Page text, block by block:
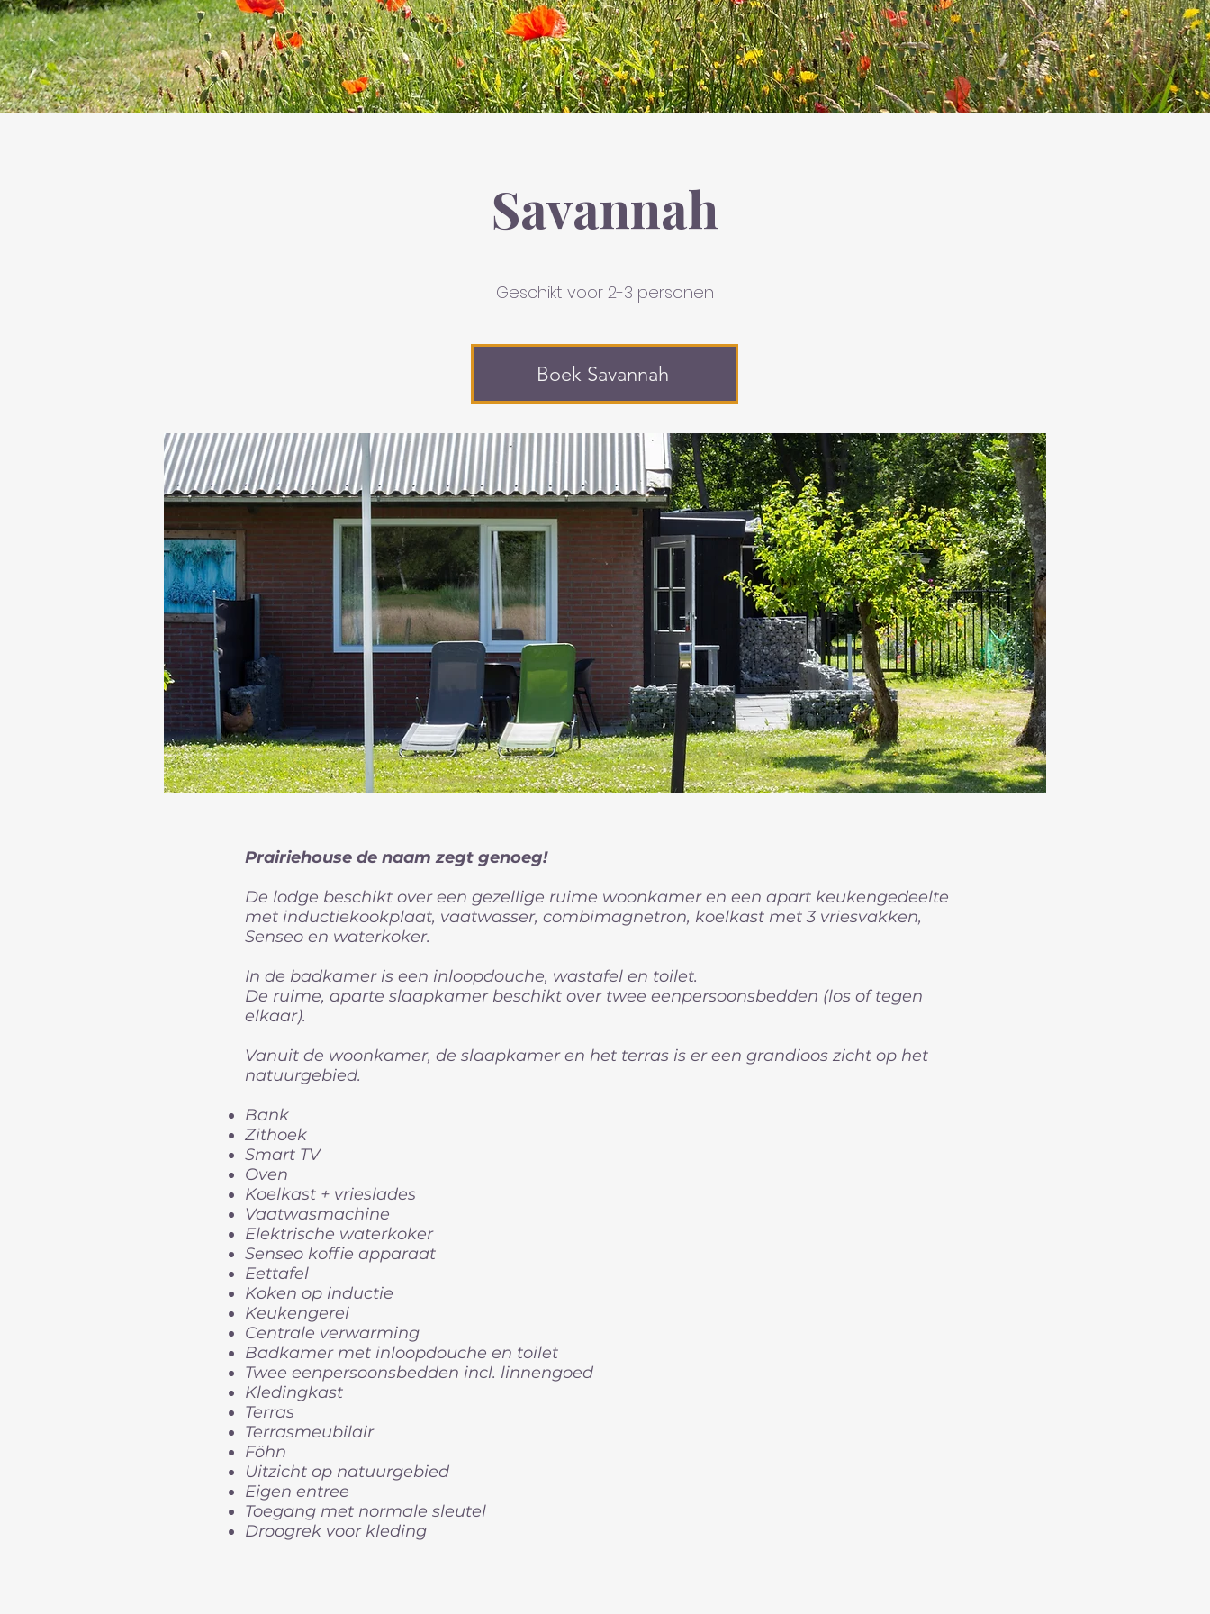
Savannah
Geschikt voor 2-3 personen
Boek Savannah
Prairiehouse de naam zegt genoeg!
De lodge beschikt over een gezellige ruime woonkamer en een apart keukengedeelte
met inductiekookplaat, vaatwasser, combimagnetron, koelkast met 3 vriesvakken,
Senseo en waterkoker.
In de badkamer is een inloopdouche, wastafel en toilet.
De ruime, aparte slaapkamer beschikt over twee eenpersoonsbedden (los of tegen
elkaar).
Vanuit de woonkamer, de slaapkamer en het terras is er een grandioos zicht op het
natuurgebied.
Bank
Zithoek
Smart TV
Oven
Koelkast + vrieslades
Vaatwasmachine
Elektrische waterkoker
Senseo koffie apparaat
Eettafel
Koken op inductie
Keukengerei
Centrale verwarming
Badkamer met inloopdouche en toilet
Twee eenpersoonsbedden incl. linnengoed
Kledingkast
Terras
Terrasmeubilair
Föhn
Uitzicht op natuurgebied
Eigen entree
Toegang met normale sleutel
Droogrek voor kleding